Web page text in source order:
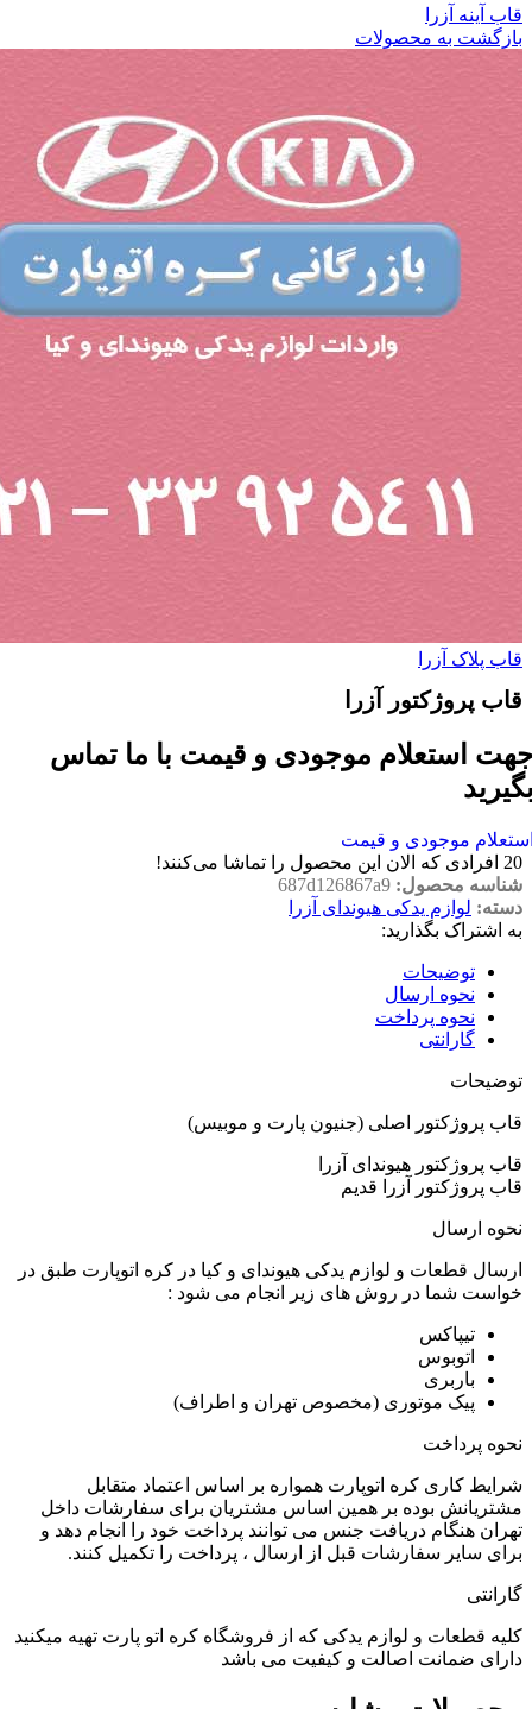
قاب آینه آزرا
بازگشت به محصولات
قاب پلاک آزرا
قاب پروژکتور آزرا
استعلام موجودی و قیمت با ما تماس
موجودی و قیمت
20 افرادی که الان این محصول را تماشا می‌کنند!
شناسه محصول: 687d126867a9
دسته: لوازم یدکی هیوندای آزرا
به اشتراک بگذارید:
توضیحات
نحوه ارسال
نحوه پرداخت
گارانتی
توضیحات
قاب پروژکتور اصلی (جنیون پارت و موبیس)
قاب پروژکتور هیوندای آزرا
قاب پروژکتور آزرا قدیم
نحوه ارسال
ارسال قطعات و لوازم یدکی هیوندای و کیا در کره اتوپارت طبق در
خواست شما در روش های زیر انجام می شود :
تیپاکس
اتوبوس
باربری
پیک موتوری (مخصوص تهران و اطراف)
نحوه پرداخت
شرایط کاری کره اتوپارت همواره بر اساس اعتماد متقابل
مشتریانش بوده بر همین اساس مشتریان برای سفارشات داخل
تهران هنگام دریافت جنس می توانند پرداخت خود را انجام دهد و
برای سایر سفارشات قبل از ارسال ، پرداخت را تکمیل کنند.
گارانتی
کلیه قطعات و لوازم یدکی که از فروشگاه کره اتو پارت تهیه میکنید
دارای ضمانت اصالت و کیفیت می باشد